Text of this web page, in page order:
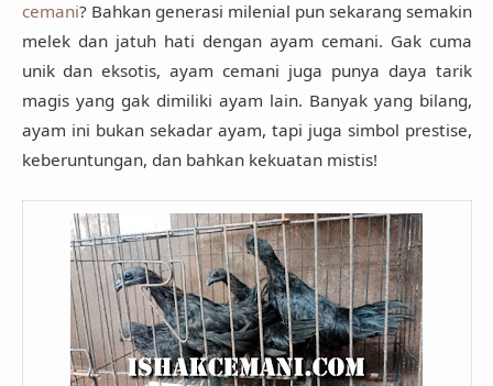
cemani? Bahkan generasi milenial pun sekarang semakin
melek dan jatuh hati dengan ayam cemani. Gak cuma
unik dan eksotis, ayam cemani juga punya daya tarik
magis yang gak dimiliki ayam lain. Banyak yang bilang,
ayam ini bukan sekadar ayam, tapi juga simbol prestise,
keberuntungan, dan bahkan kekuatan mistis!